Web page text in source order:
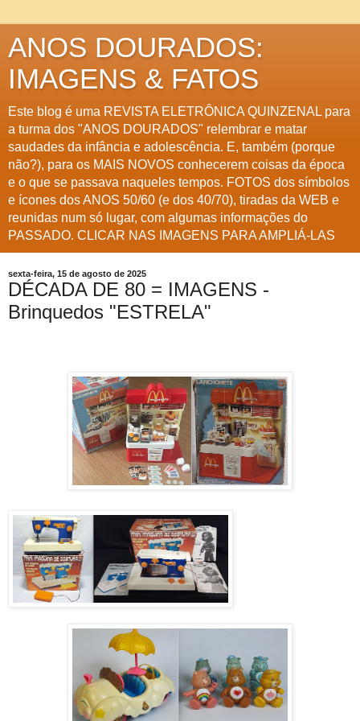
ANOS DOURADOS:
IMAGENS & FATOS
Este blog é uma REVISTA ELETRÔNICA QUINZENAL para
a turma dos "ANOS DOURADOS" relembrar e matar
saudades da infância e adolescência. E, também (porque
não?), para os MAIS NOVOS conhecerem coisas da época
e o que se passava naqueles tempos. FOTOS dos símbolos
e ícones dos ANOS 50/60 (e dos 40/70), tiradas da WEB e
reunidas num só lugar, com algumas informações do
PASSADO. CLICAR NAS IMAGENS PARA AMPLIÁ-LAS
sexta-feira, 15 de agosto de 2025
DÉCADA DE 80 = IMAGENS -
Brinquedos "ESTRELA"